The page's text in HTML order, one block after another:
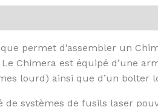
permet d’assembler un
Chimera est équipé d’une
lourd) ainsi que d’un bolter
de systèmes de fusils laser